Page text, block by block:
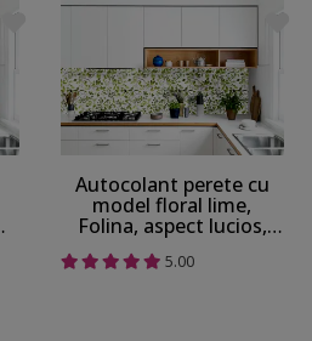
Autocolant perete cu
model floral lime,
Folina, aspect lucios,
100 cm lăţime
5.00